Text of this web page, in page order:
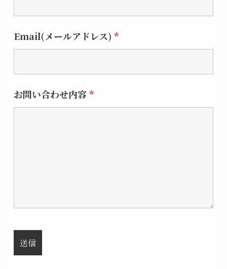
Email(メールアドレス) *
お問い合わせ内容 *